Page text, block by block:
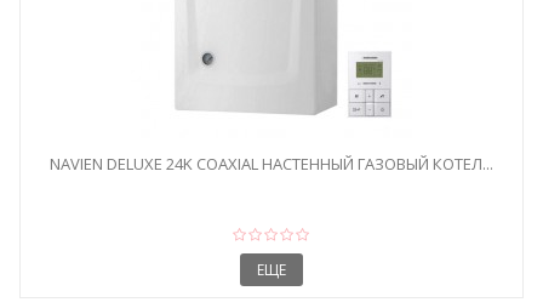
NAVIEN DELUXE 24K COAXIAL НАСТЕННЫЙ ГАЗОВЫЙ КОТЕЛ...
ЕЩЕ